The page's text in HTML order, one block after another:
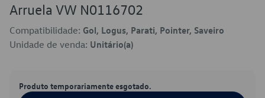
Arruela VW N0116702
Compatibilidade: Gol, Logus, Parati, Pointer, Saveiro
Unidade de venda: Unitário(a)
Produto temporariamente esgotado.